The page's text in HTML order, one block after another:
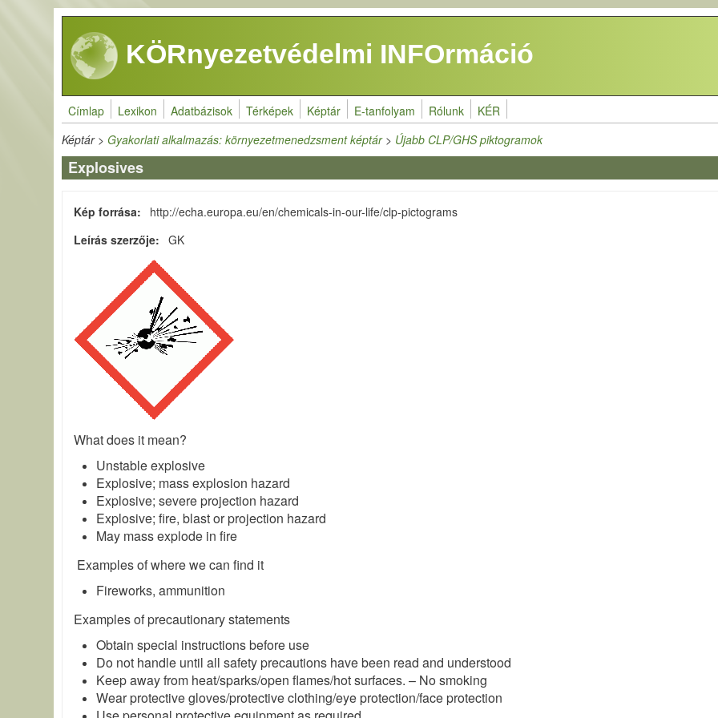
Ugrás a tartalomra
KÖRnyezetvédelmi INFOrmáció
Címlap Lexikon Adatbázisok Térképek Képtár E-tanfolyam Rólunk KÉR
Képtár>Gyakorlati alkalmazás: környezetmenedzsment képtár> Újabb CLP/GHS piktogramok
Explosives
Kép forrása
http://echa.europa.eu/en/chemicals-in-our-life/clp-pictograms
Leírás szerzője
GK
What does it mean?
Unstable explosive
Explosive; mass explosion hazard
Explosive; severe projection hazard
Explosive; fire, blast or projection hazard
May mass explode in fire
Examples of where we can find it
Fireworks, ammunition
Examples of precautionary statements
Obtain special instructions before use
Do not handle until all safety precautions have been read and understood
Keep away from heat/sparks/open flames/hot surfaces. – No smoking
Wear protective gloves/protective clothing/eye protection/face protection